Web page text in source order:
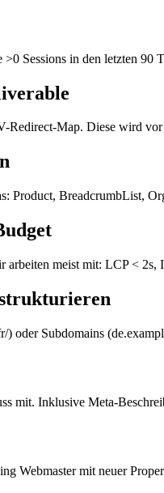
Sessions in den letzten 90
Redirect-Map. Diese wird
Product, BreadcrumbList,
meist mit: LCP < 2s,
oder Subdomains
mit. Inklusive Meta-
Webmaster mit neuer